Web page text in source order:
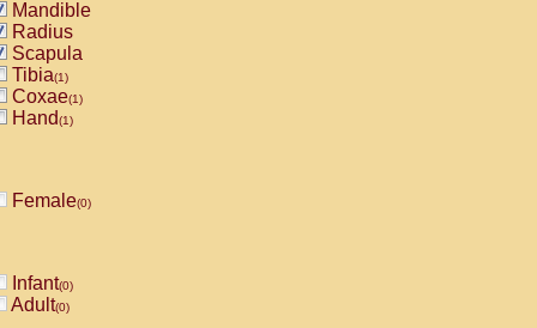
Mandible
Radius
Scapula
Tibia(1)
Coxae(1)
Hand(1)
Female(0)
Infant(0)
Adult(0)